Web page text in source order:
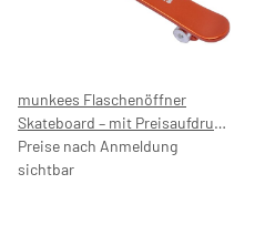
munkees Flaschenöffner
Skateboard – mit Preisaufdruck
5,99 €
Preise nach Anmeldung
sichtbar